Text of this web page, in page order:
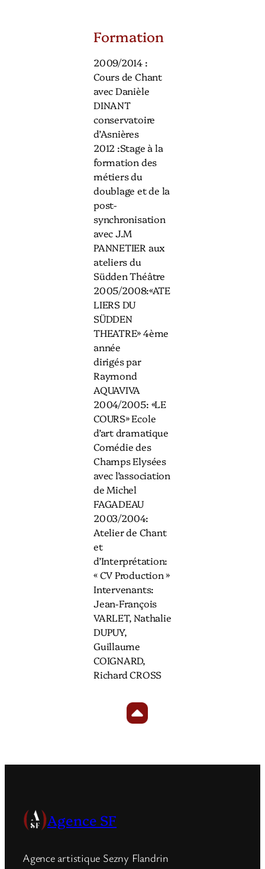
Formation
2009/2014 :
Cours de Chant
avec Danièle
DINANT
conservatoire
d’Asnières
2012 :Stage à la
formation des
métiers du
doublage et de la
post-
synchronisation
avec J.M
PANNETIER aux
ateliers du
Südden Théâtre
2005/2008:«ATE
LIERS DU
SÜDDEN
THEATRE» 4ème
année
dirigés par
Raymond
AQUAVIVA
2004/2005: «LE
COURS» Ecole
d’art dramatique
Comédie des
Champs Elysées
avec l’association
de Michel
FAGADEAU
2003/2004:
Atelier de Chant
et
d’Interprétation:
« CV Production »
Intervenants:
Jean-François
VARLET, Nathalie
DUPUY,
Guillaume
COIGNARD,
Richard CROSS
Agence SF
Agence artistique Sezny Flandrin